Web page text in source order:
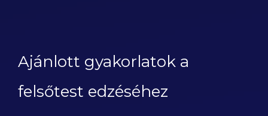
Ajánlott gyakorlatok a
felsőtest edzéséhez